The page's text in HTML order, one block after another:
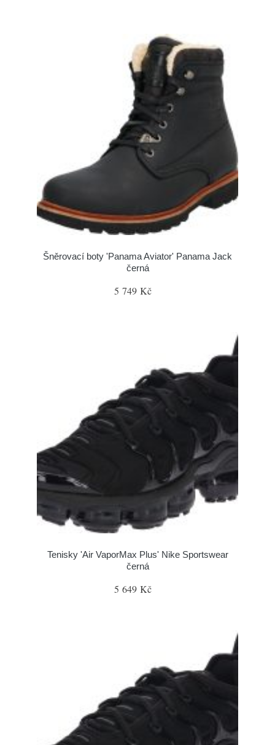
Šněrovací boty 'Panama Aviator' Panama Jack
černá
5 749 Kč
Tenisky 'Air VaporMax Plus' Nike Sportswear
černá
5 649 Kč